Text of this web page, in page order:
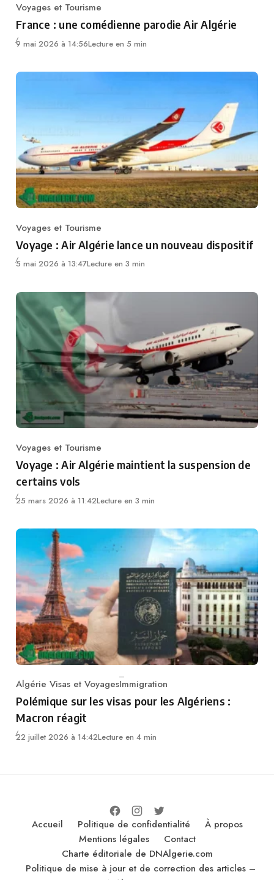
Category
Voyages et Tourisme
France : une comédienne parodie Air Algérie
9 mai 2026 à 14:56Lecture en 5 min
Category
Voyages et Tourisme
Voyage : Air Algérie lance un nouveau dispositif
5 mai 2026 à 13:47Lecture en 3 min
Category
Voyages et Tourisme
Voyage : Air Algérie maintient la suspension de
certains vols
25 mars 2026 à 11:42Lecture en 3 min
Category
Algérie Visas et VoyagesImmigration
Polémique sur les visas pour les Algériens :
Macron réagit
22 juillet 2026 à 14:42Lecture en 4 min
Accueil Politique de confidentialité
À propos
Mentions légales
Contact
Charte éditoriale de DNAlgerie.com
Politique de mise à jour et de correction des articles –